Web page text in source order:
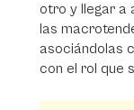
otro y llegar a
las
asociándolas
con el rol que